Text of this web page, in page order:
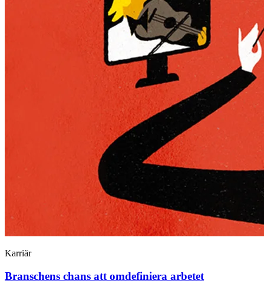
Karriär
Branschens chans att omdefiniera arbetet